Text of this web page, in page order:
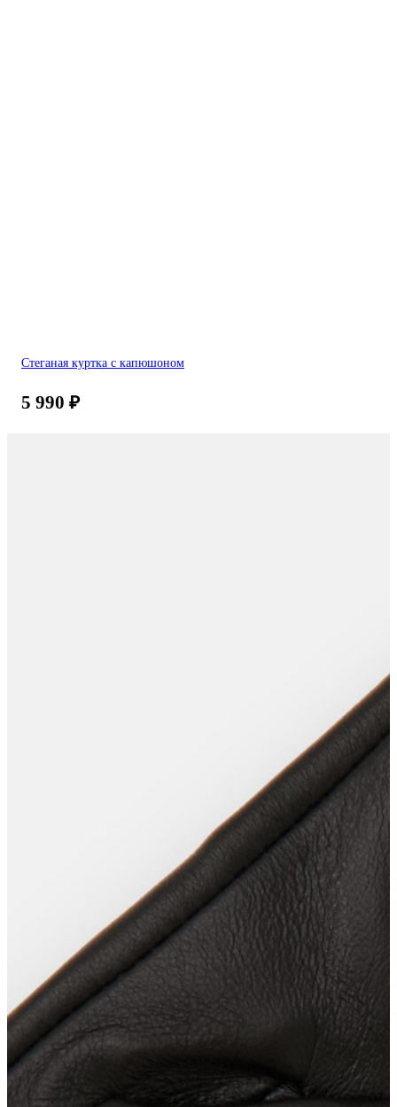
Стеганая куртка с капюшоном
5 990 ₽